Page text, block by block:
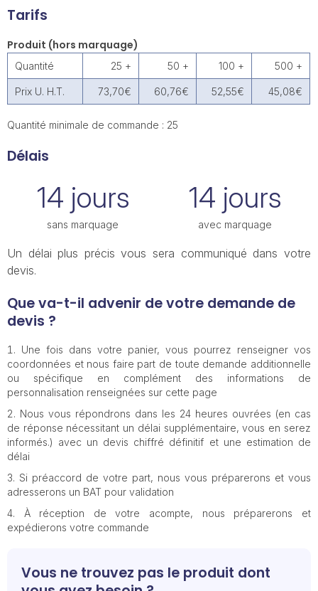
Tarifs
Produit (hors marquage)
Quantité 25 + 50 + 100 + 500 +
Prix U. H.T. 73,70€ 60,76€ 52,55€ 45,08€
Quantité minimale de commande : 25
Délais
14 jours
sans marquage
14 jours
avec marquage
Un délai plus précis vous sera communiqué dans votre
devis.
Que va-t-il advenir de votre demande de
devis ?
Une fois dans votre panier, vous pourrez renseigner vos
coordonnées et nous faire part de toute demande additionnelle
ou spécifique en complément des informations de
personnalisation renseignées sur cette page
Nous vous répondrons dans les 24 heures ouvrées (en cas
de réponse nécessitant un délai supplémentaire, vous en serez
informés.) avec un devis chiffré définitif et une estimation de
délai
Si préaccord de votre part, nous vous préparerons et vous
adresserons un BAT pour validation
À réception de votre acompte, nous préparerons et
expédierons votre commande
Vous ne trouvez pas le produit dont